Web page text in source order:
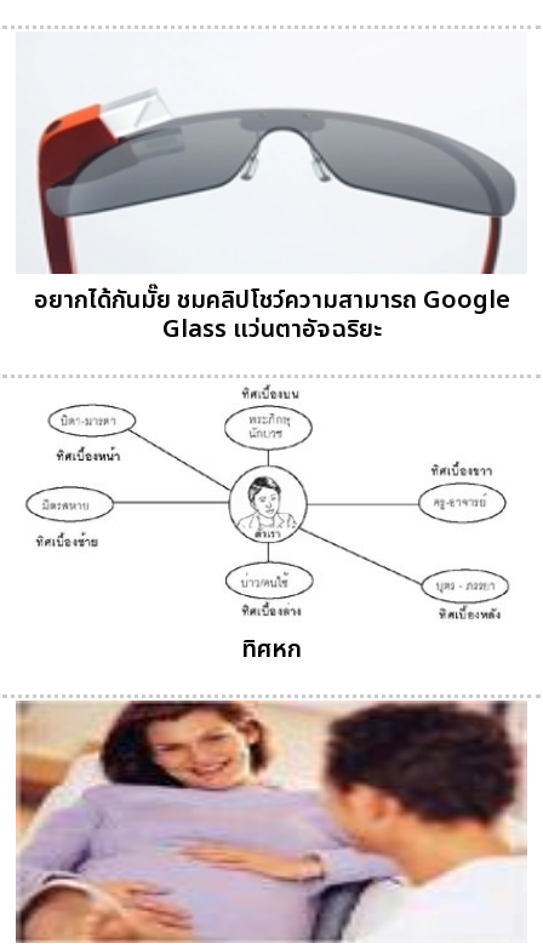
อยากได้กันมั๊ย ชมคลิปโชว์ความสามารถ Google
Glass แว่นตาอัจฉริยะ
ทิศหก